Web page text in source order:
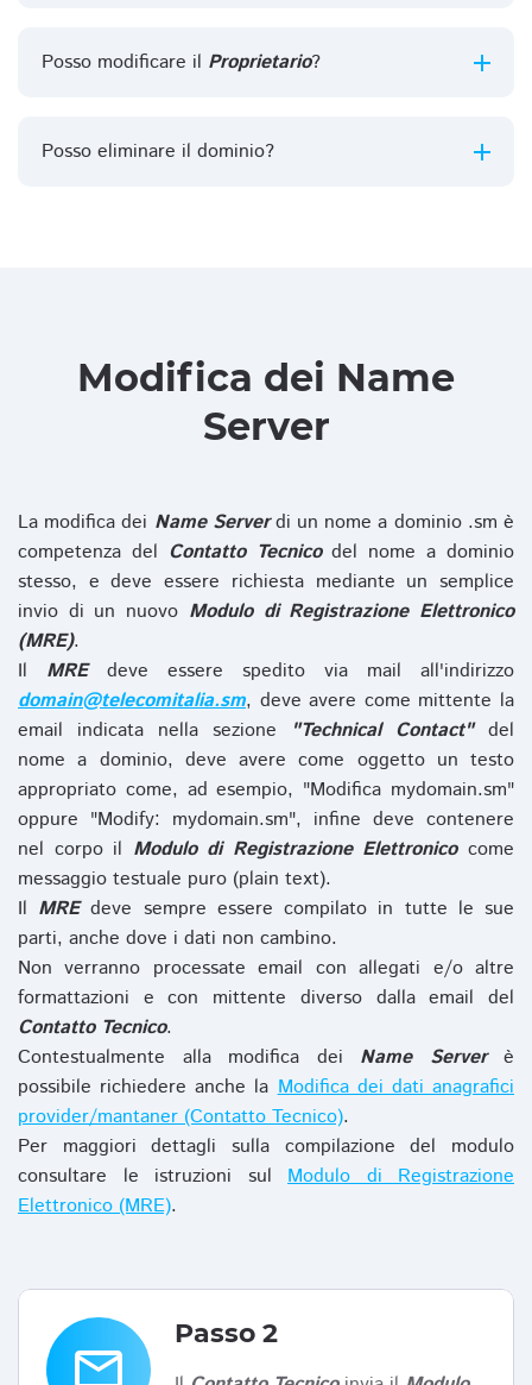
Posso modificare il Proprietario?
Posso eliminare il dominio?
Modifica dei Name
Server
La modifica dei Name Serverdi un nome a dominio .sm è
competenza del Contatto Tecnicodel nome a dominio
stesso, e deve essere richiesta mediante un semplice
invio di un nuovo Modulo di Registrazione Elettronico
(MRE).
Il MREdeve essere spedito via mail all'indirizzo
domain@telecomitalia.sm, deve avere come mittente la
email indicata nella sezione
"Technical Contact"del
nome a dominio, deve avere come oggetto un testo
appropriato come, ad esempio, "Modifica mydomain.sm"
oppure "Modify: mydomain.sm", infine deve contenere
nel corpo il Modulo di Registrazione Elettronicocome
messaggio testuale puro (plain text).
Il MREdeve sempre essere compilato in tutte le sue
parti, anche dove i dati non cambino.
Non verranno processate email con allegati e/o altre
formattazioni e con mittente diverso dalla email del
Contatto Tecnico.
Contestualmente alla modifica dei Name Serverè
possibile richiedere anche laModifica dei dati anagrafici
provider/mantaner (Contatto Tecnico).
Per maggiori dettagli sulla compilazione del modulo
consultare le istruzioni sul Modulo di Registrazione
Elettronico (MRE).
email
Passo 2